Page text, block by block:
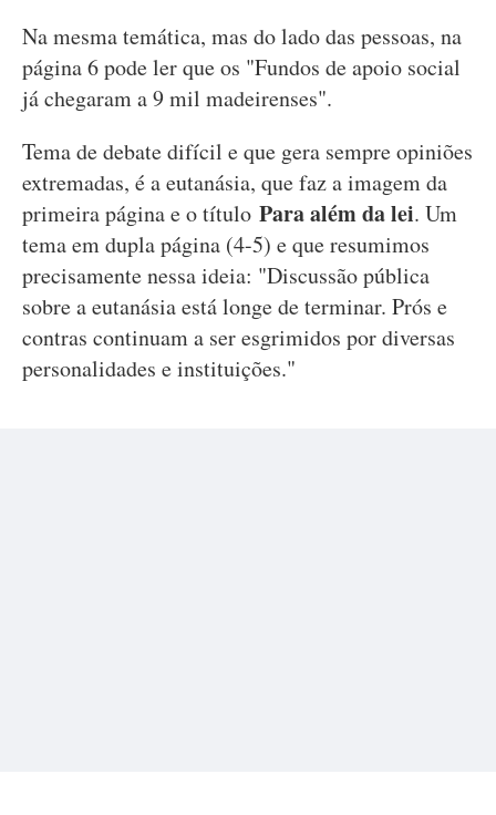
Na mesma temática, mas do lado das pessoas, na
página 6 pode ler que os "Fundos de apoio social
já chegaram a 9 mil madeirenses".
Tema de debate difícil e que gera sempre opiniões
extremadas, é a eutanásia, que faz a imagem da
primeira página e o título Para além da lei. Um
tema em dupla página (4-5) e que resumimos
precisamente nessa ideia: "Discussão pública
sobre a eutanásia está longe de terminar. Prós e
contras continuam a ser esgrimidos por diversas
personalidades e instituições."